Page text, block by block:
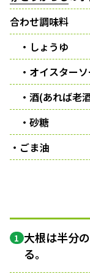
合わせ調味料
・しょうゆ
・オイスターソ
・酒(あれば老
・砂糖
・ごま油
1 大根は半分
る。